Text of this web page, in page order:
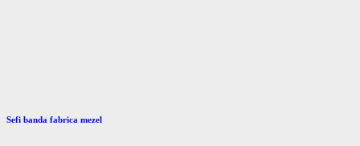
Sefi banda fabrica mezel